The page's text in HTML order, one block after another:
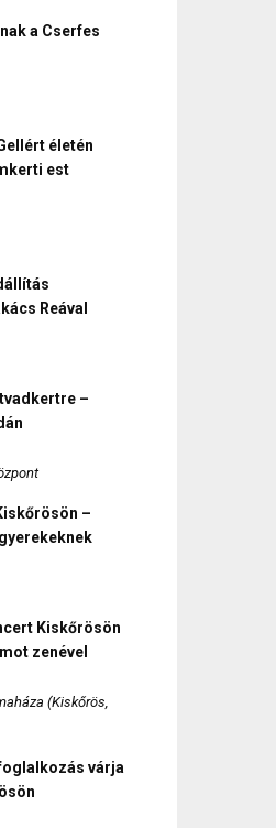
a Cserfes
életén
est
Reával
–
–
Kiskőrösön
zenével
(Kiskőrös,
várja